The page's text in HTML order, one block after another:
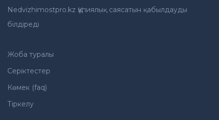
Nedvizhimostpro.kz Құпиялық саясатын қабылдауды
білдіреді
Жоба туралы
Серіктестер
Көмек (faq)
Тіркелу